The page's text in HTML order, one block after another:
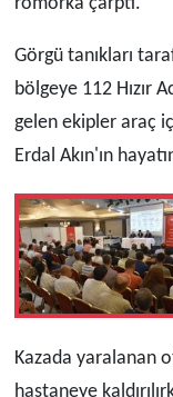
Görgü tanıkları
bölgeye 112 Hızır
gelen ekipler araç
Erdal Akın'ın
Kazada yaralanan
hastaneye